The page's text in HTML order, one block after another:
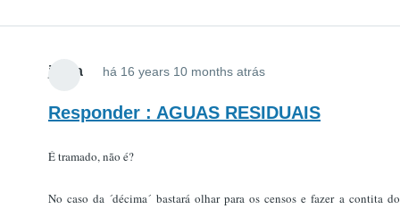
jsilva há 16 years 10 months atrás
Responder : AGUAS RESIDUAIS
É tramado, não é?
No caso da ´décima´ bastará olhar para os censos e fazer a contita do